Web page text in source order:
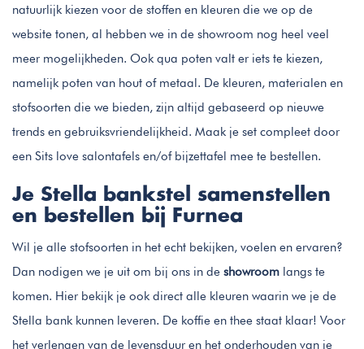
natuurlijk kiezen voor de stoffen en kleuren die we op de
website tonen, al hebben we in de showroom nog heel veel
meer mogelijkheden. Ook qua poten valt er iets te kiezen,
namelijk poten van hout of metaal. De kleuren, materialen en
stofsoorten die we bieden, zijn altijd gebaseerd op nieuwe
trends en gebruiksvriendelijkheid. Maak je set compleet door
een Sits love salontafels en/of bijzettafel mee te bestellen.
Je Stella bankstel samenstellen
en bestellen bij Furnea
Wil je alle stofsoorten in het echt bekijken, voelen en ervaren?
Dan nodigen we je uit om bij ons in de showroom langs te
komen. Hier bekijk je ook direct alle kleuren waarin we je de
Stella bank kunnen leveren. De koffie en thee staat klaar! Voor
het verlengen van de levensduur en het onderhouden van je